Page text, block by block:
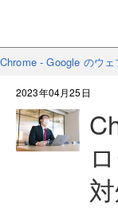
Chrome - Google のウ
2023年04月25日